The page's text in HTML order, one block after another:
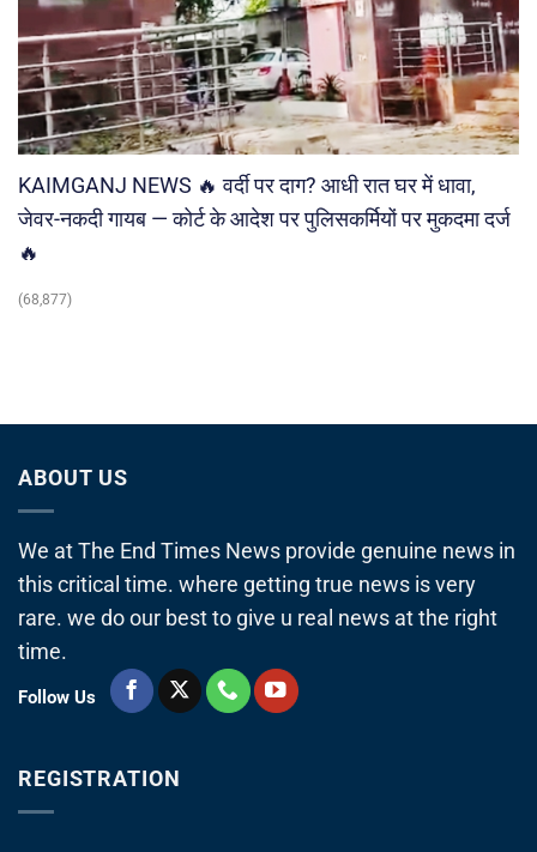
KAIMGANJ NEWS 🔥 वर्दी पर दाग? आधी रात घर में धावा,
जेवर-नकदी गायब — कोर्ट के आदेश पर पुलिसकर्मियों पर मुकदमा दर्ज
🔥
(68,877)
ABOUT US
We at The End Times News provide genuine news in
this critical time. where getting true news is very
rare. we do our best to give u real news at the right
time.
Follow Us
REGISTRATION